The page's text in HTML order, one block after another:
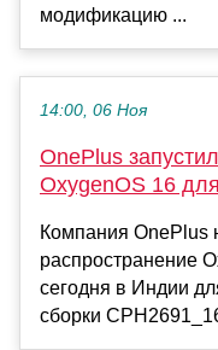
модификацию ...
14:00, 06 Ноя
OnePlus
OxygenOS 16
Компания OnePlus
распространение
сегодня в Индии
сборки